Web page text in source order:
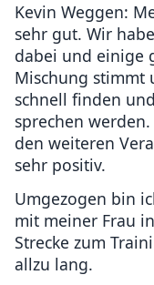
Kevin Weggen:
sehr gut. Wir
dabei und einige
Mischung stimmt
schnell finden
sprechen
den weiteren
sehr positiv.
Umgezogen bin
mit meiner Frau
Strecke zum
allzu lang.